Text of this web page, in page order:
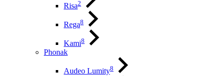
Risa2
Rega8
Kami8
Phonak
Audeo Lumity8